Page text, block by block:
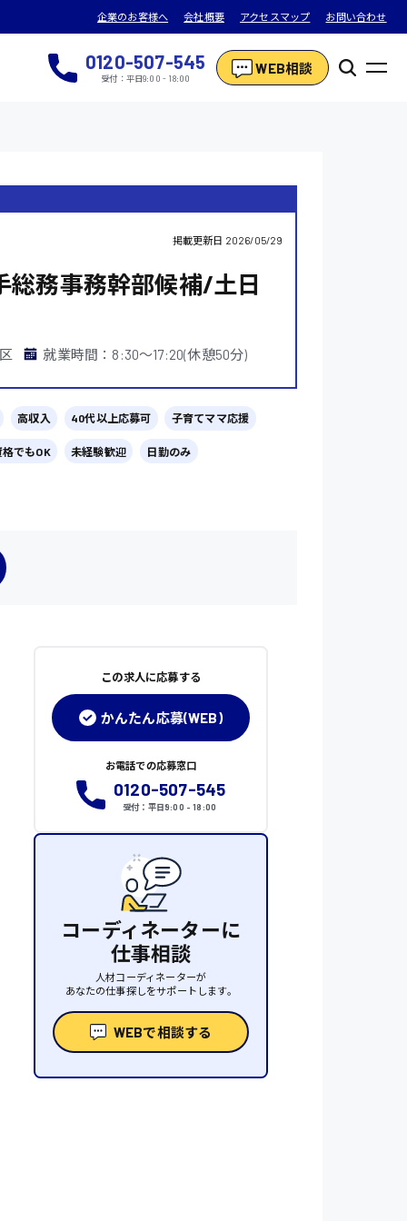
企業のお客様へ 会社概要 アクセスマップ お問い合わせ
0120-507-545
受付：平日9:00 - 18:00
WEB相談
掲載更新日 2026/05/29
総務事務幹部候補/土日
就業時間：8:30〜17:20(休憩50分)
高収入 40代以上応募可 子育てママ応援
でもOK 未経験歓迎 日勤のみ
この求人に応募する
かんたん応募(WEB)
お電話での応募窓口
0120-507-545
受付：平日9:00 - 18:00
コーディネーターに
仕事相談
人材コーディネーターが
あなたの仕事探しをサポートします。
WEBで相談する